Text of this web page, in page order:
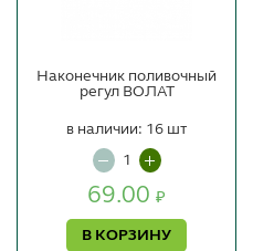
Наконечник поливочный
регул ВОЛАТ
69.00 ₽
В КОРЗИНУ
в наличии: 16 шт